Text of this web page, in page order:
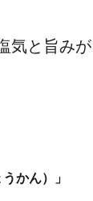
気と​旨みが​
かん）」